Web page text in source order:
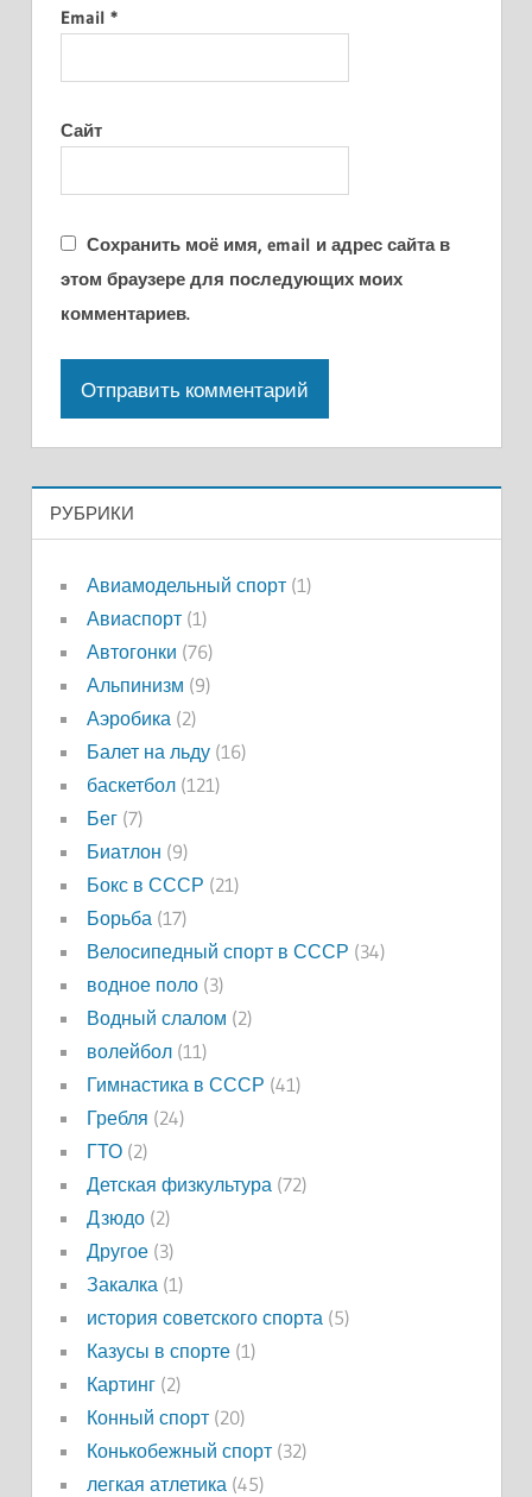
Email *
Сайт
Сохранить моё имя, email и адрес сайта в
этом браузере для последующих моих
комментариев.
РУБРИКИ
Авиамодельный спорт(1)
Авиаспорт(1)
Автогонки (76)
Альпинизм (9)
Аэробика (2)
Балет на льду(16)
баскетбол(121)
Бег(7)
Биатлон (9)
Бокс в СССР (21)
Борьба (17)
Велосипедный спорт в СССР (34)
водное поло(3)
Водный слалом (2)
волейбол(11)
Гимнастика в СССР (41)
Гребля (24)
ГТО(2)
Детская физкультура (72)
Дзюдо(2)
Другое(3)
Закалка (1)
история советского спорта (5)
Казусы в спорте(1)
Картинг(2)
Конный спорт(20)
Конькобежный спорт(32)
легкая атлетика (45)